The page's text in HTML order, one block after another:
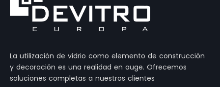
La utilización de vidrio como elemento de construcción
y decoración es una realidad en auge. Ofrecemos
soluciones completas a nuestros clientes